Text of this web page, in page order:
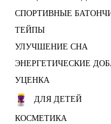
СПОРТИВНЫЕ
ТЕЙПЫ
УЛУЧШЕНИЕ СНА
ЭНЕРГЕТИЧЕСКИЕ
УЦЕНКА
ДЛЯ ДЕТЕЙ
КОСМЕТИКА